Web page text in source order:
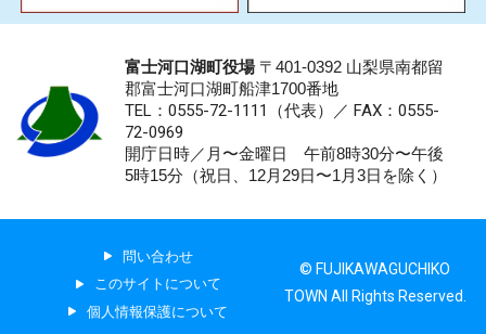
富士河口湖町役場〒401-0392 山梨県南都留
郡富士河口湖町船津1700番地
TEL：0555-72-1111 （代表）／ FAX：0555-
72-0969
開庁日時／月〜金曜日 午前8時30分〜午後
5時15分（祝日、12月29日〜1月3日を除く）
問い合わせ
このサイトについて
個人情報保護について
© FUJIKAWAGUCHIKO
TOWN All Rights Reserved.